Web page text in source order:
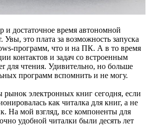
и достаточное время автономной
это плата за возможность запуска
программ, что и на ПК. А в то время
контактов и задач со встроенным
для чтения. Удивительно, но больше
программ вспомнить и не могу.
рынок электронных книг сегодня, если
как читалка для книг, а не
На мой взгляд, все компоненты для
удобной читалки были десять лет